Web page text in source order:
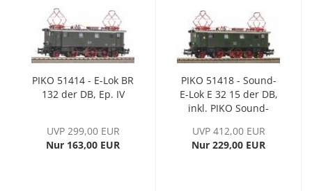
PIKO 51414 - E-Lok BR
132 der DB, Ep. IV
UVP 299,00 EUR
Nur 163,00 EUR
PIKO 51418 - Sound-
E-Lok E 32 15 der DB,
inkl. PIKO Sound-
UVP 412,00 EUR
Nur 229,00 EUR